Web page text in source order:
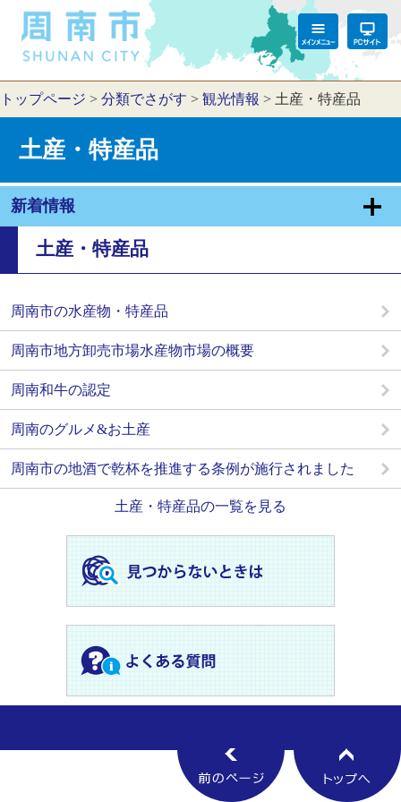
トップページ > 分類でさがす > 観光情報 > 土産・特産品
土産・特産品
新着情報
土産・特産品
周南市の水産物・特産品
周南市地方卸売市場水産物市場の概要
周南和牛の認定
周南のグルメ&お土産
周南市の地酒で乾杯を推進する条例が施行されました
土産・特産品の一覧を見る